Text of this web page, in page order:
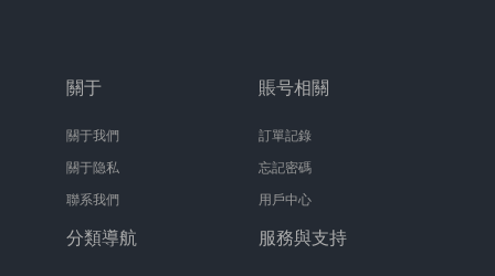
關于
關于我們
關于隐私
聯系我們
賬号相關
訂單記錄
忘記密碼
用戶中心
分類導航 服務與支持